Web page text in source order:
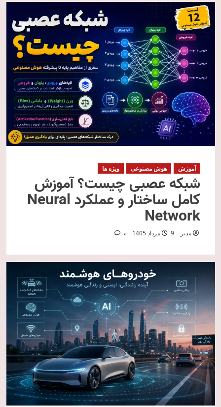
آموزش هوش مصنوعی ویژه ها
شبکه عصبی چیست؟ آموزش
کامل ساختار و عملکرد Neural
Network
مدیر 9 مرداد 1405 0